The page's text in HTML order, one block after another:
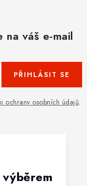
na váš e-mail
ochrany osobních údajů.
PŘIHLÁSIT SE
výběrem